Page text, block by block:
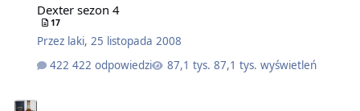
Dexter sezon 4
17
Przez laki, 25 listopada 2008
422 odpowiedzi
87,1 tys. wyświetleń